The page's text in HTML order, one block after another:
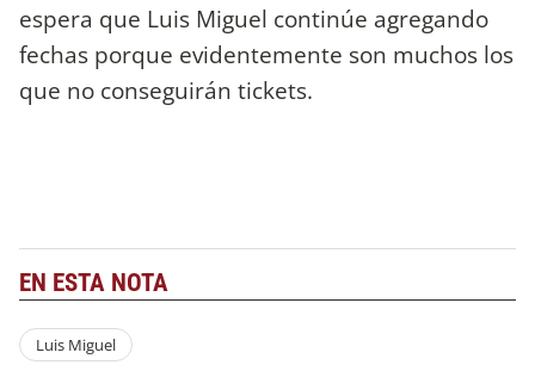
espera que Luis Miguel continúe agregando
fechas porque evidentemente son muchos los
que no conseguirán tickets.
EN ESTA NOTA
Luis Miguel